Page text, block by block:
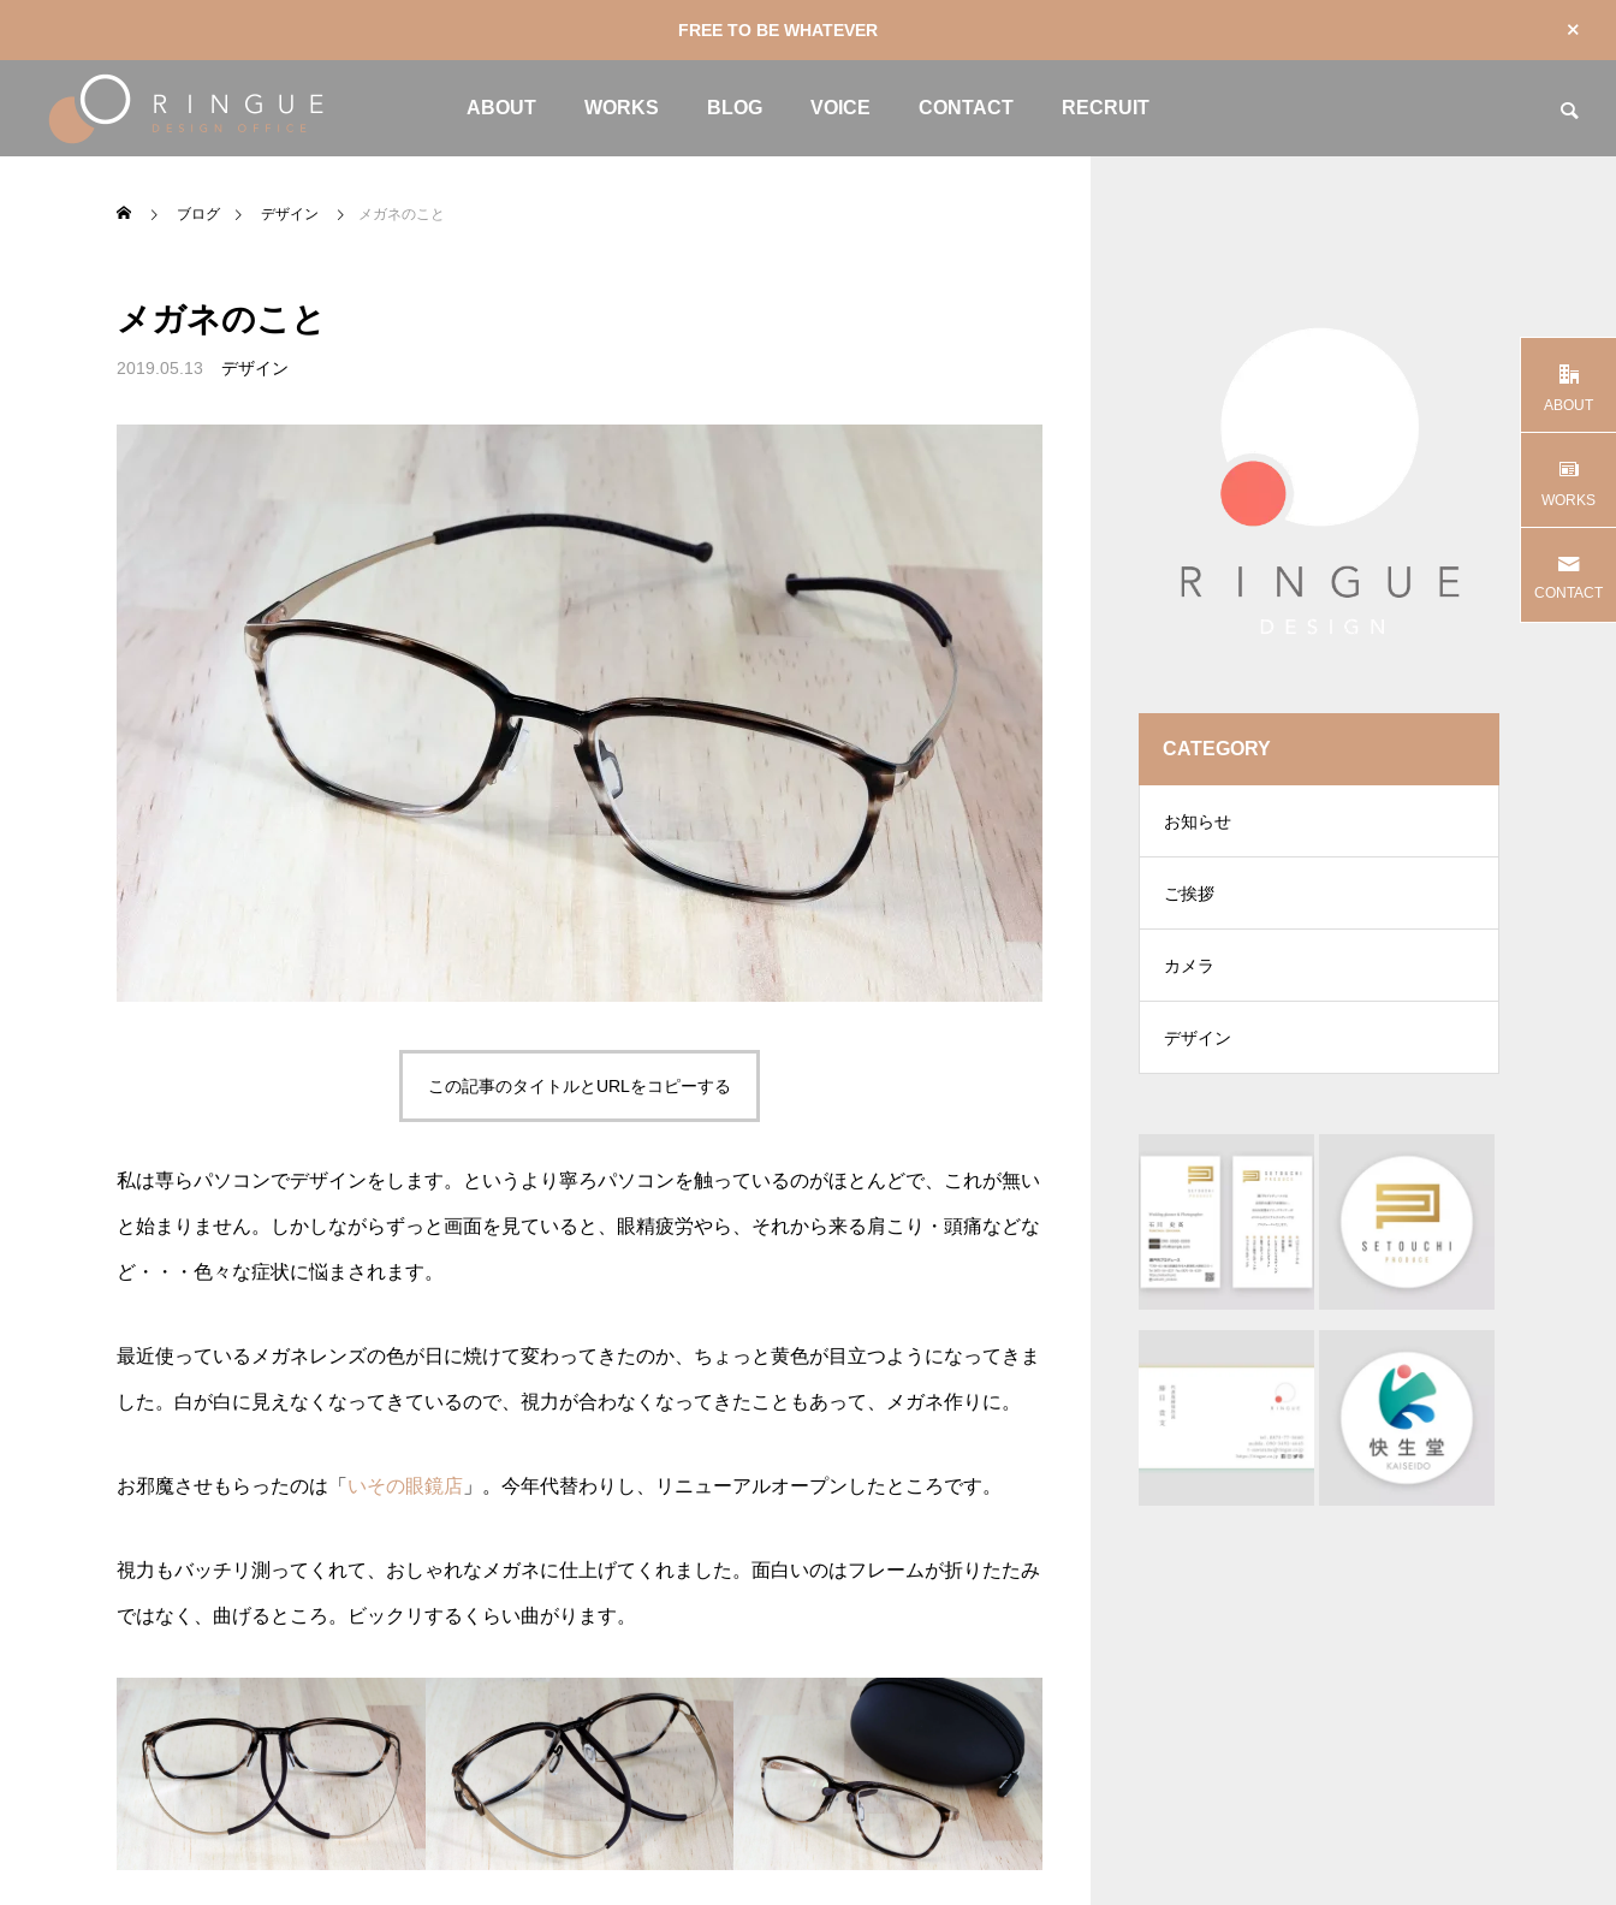
FREE TO BE WHATEVER
ABOUT WORKS BLOG VOICE CONTACT RECRUIT
ブログ デザイン メガネのこと
メガネのこと
2019.05.13 デザイン
この記事のタイトルとURLをコピーする
私は専らパソコンでデザインをします。というより寧ろパソコンを触っているのがほとんどで、これが無い
と始まりません。しかしながらずっと画面を見ていると、眼精疲労やら、それから来る肩こり・頭痛などな
ど・・・色々な症状に悩まされます。
最近使っているメガネレンズの色が日に焼けて変わってきたのか、ちょっと黄色が目立つようになってきま
した。白が白に見えなくなってきているので、視力が合わなくなってきたこともあって、メガネ作りに。
お邪魔させもらったのは「 いその眼鏡店 」。今年代替わりし、リニューアルオープンしたところです。
視力もバッチリ測ってくれて、おしゃれなメガネに仕上げてくれました。面白いのはフレームが折りたたみ
ではなく、曲げるところ。ビックリするくらい曲がります。
CATEGORY
お知らせ
ご挨拶
カメラ
デザイン
ABOUT
WORKS
CONTACT